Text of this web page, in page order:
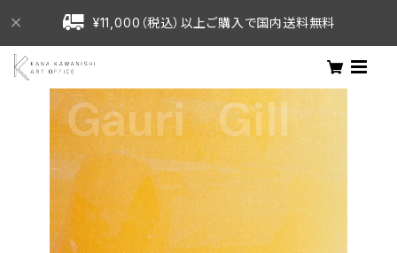
¥11,000（税込）以上ご購入で国内送料無料